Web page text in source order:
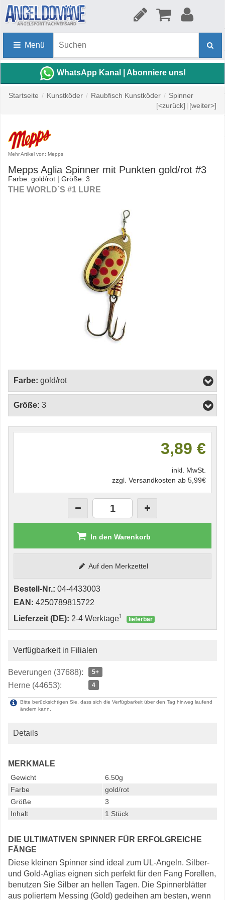
Menü
WhatsApp Kanal | Abonniere uns!
Startseite / Kunstköder / Raubfisch Kunstköder / Spinner
[<zurück] | [weiter>]
Mehr Artikel von: Mepps
Mepps Aglia Spinner mit Punkten gold/rot #3
Farbe: gold/rot | Größe: 3
THE WORLD´S #1 LURE
Farbe: gold/rot
Größe: 3
3,89 €
inkl. MwSt.
zzgl. Versandkosten ab 5,99€
In den Warenkorb
Auf den Merkzettel
Bestell-Nr.: 04-4433003
EAN: 4250789815722
Lieferzeit (DE): 2-4 Werktage1 lieferbar
Verfügbarkeit in Filialen
Beverungen (37688): 5+
Herne (44653): 4
Bitte berücksichtigen Sie, dass sich die Verfügbarkeit über den Tag hinweg laufend
ändern kann.
Details
MERKMALE
Gewicht
6.50g
Farbe
gold/rot
Größe
3
Inhalt
1 Stück
DIE ULTIMATIVEN SPINNER FÜR ERFOLGREICHE
FÄNGE
Diese kleinen Spinner sind ideal zum UL-Angeln. Silber-
und Gold-Aglias eignen sich perfekt für den Fang Forellen,
benutzen Sie Silber an hellen Tagen. Die Spinnerblätter
aus poliertem Messing (Gold) gedeihen am besten, wenn